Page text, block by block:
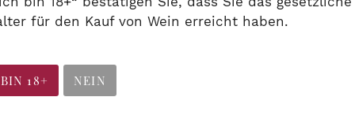
für den Kauf von Wein erreicht haben.
18+ NEIN
werden heute etwas mehr als 20 Hektar
„Rouassane“, deren Name die Farbe der
Lagerpotential. Früh getrunken kommen wir in